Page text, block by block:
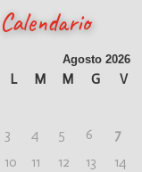
Calendario
Agosto 2026
L M M G V
3
4 5 6 7
10
11 12 13 14